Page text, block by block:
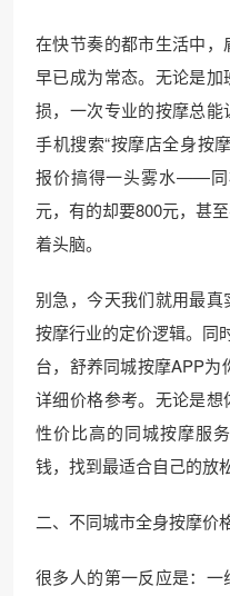
在快节奏的都市生活中
早已成为常态。无论是
损，一次专业的按摩总
手机搜索“按摩店全身按
报价搞得一头雾水——同
元，有的却要800元，甚
着头脑。
别急，今天我们就用最
按摩行业的定价逻辑。同
台，舒养同城按摩APP为
详细价格参考。无论是
性价比高的同城按摩服
钱，找到最适合自己的放
二、不同城市全身按摩价
很多人的第一反应是：